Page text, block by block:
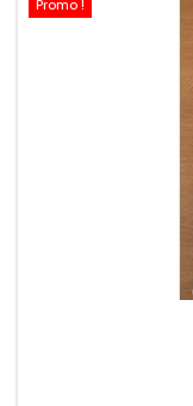
Promo !